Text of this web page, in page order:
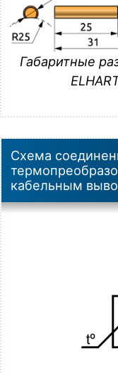
Габаритные
Схема
кабельным